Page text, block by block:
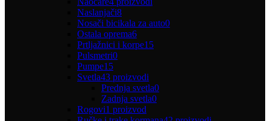
Naslanjači8
Nosači bicikala za auto0
Ostala oprema6
Prtljažnici i korpe15
Pulsmetri0
Pumpe15
Svetla43 proizvodi
Prednja svetla0
Zadnja svetla0
Rogovi1 proizvod